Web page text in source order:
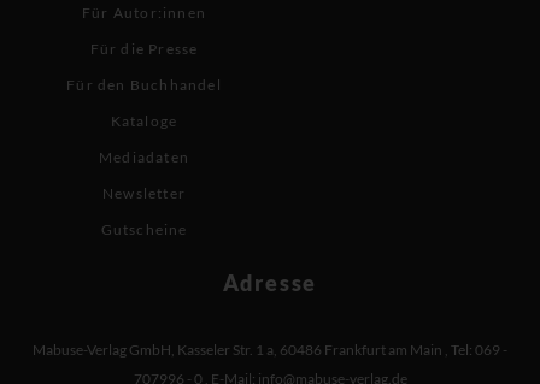
Für Autor:innen
Für die Presse
Für den Buchhandel
Kataloge
Mediadaten
Newsletter
Gutscheine
Adresse
Mabuse-Verlag GmbH, Kasseler Str. 1 a, 60486 Frankfurt am Main , Tel: 069 -
707996 - 0 , E-Mail: info@mabuse-verlag.de